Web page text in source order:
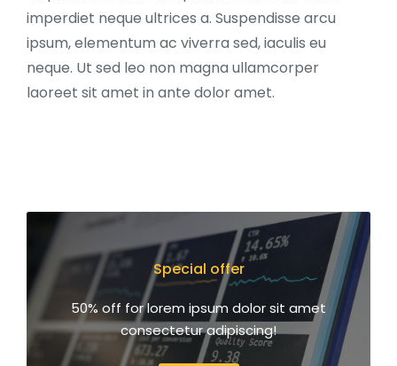
imperdiet neque ultrices a. Suspendisse arcu
ipsum, elementum ac viverra sed, iaculis eu
neque. Ut sed leo non magna ullamcorper
laoreet sit amet in ante dolor amet.
Special offer
50% off for lorem ipsum dolor sit amet
consectetur adipiscing!